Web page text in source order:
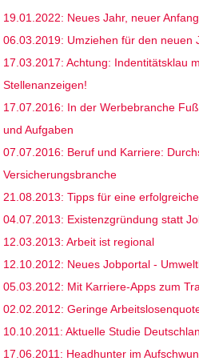
19.01.2022: Neues Jahr, neuer
06.03.2019: Umziehen für den neuen
17.03.2017: Achtung: Indentitätsklau
Stellenanzeigen!
17.07.2016: In der Werbebranche
und Aufgaben
07.07.2016: Beruf und Karriere:
Versicherungsbranche
21.08.2013: Tipps für eine
04.07.2013: Existenzgründung statt
12.03.2013: Arbeit ist regional
12.10.2012: Neues Jobportal -
05.03.2012: Mit Karriere-Apps zum
02.02.2012: Geringe
10.10.2011: Aktuelle Studie
17.06.2011: Headhunter im